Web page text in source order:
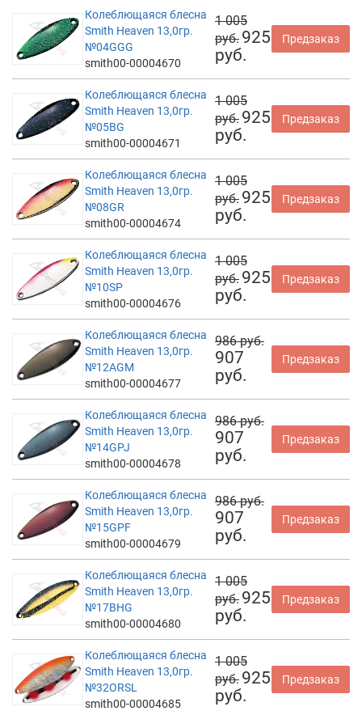
Колеблющаяся блесна
Smith Heaven 13,0гр.
№04GGG
smith00-00004670
1 005
руб. 925
руб.
Предзаказ
Колеблющаяся блесна
Smith Heaven 13,0гр.
№05BG
smith00-00004671
1 005
руб. 925
руб.
Предзаказ
Колеблющаяся блесна
Smith Heaven 13,0гр.
№08GR
smith00-00004674
1 005
руб. 925
руб.
Предзаказ
Колеблющаяся блесна
Smith Heaven 13,0гр.
№10SP
smith00-00004676
1 005
руб. 925
руб.
Предзаказ
Колеблющаяся блесна
Smith Heaven 13,0гр.
№12AGM
smith00-00004677
986 руб.
907
руб.
Предзаказ
Колеблющаяся блесна
Smith Heaven 13,0гр.
№14GPJ
smith00-00004678
986 руб.
907
руб.
Предзаказ
Колеблющаяся блесна
Smith Heaven 13,0гр.
№15GPF
smith00-00004679
986 руб.
907
руб.
Предзаказ
Колеблющаяся блесна
Smith Heaven 13,0гр.
№17BHG
smith00-00004680
1 005
руб. 925
руб.
Предзаказ
Колеблющаяся блесна
Smith Heaven 13,0гр.
№32ORSL
smith00-00004685
1 005
руб. 925
руб.
Предзаказ